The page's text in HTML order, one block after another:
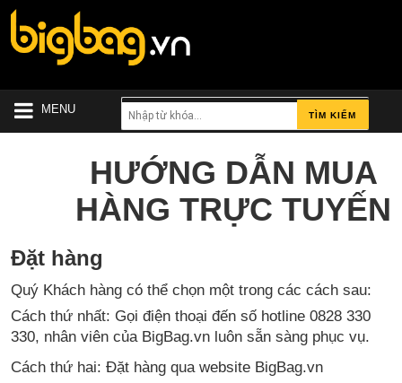
MENU TÌM KIẾM
HƯỚNG DẪN MUA
HÀNG TRỰC TUYẾN
Đặt hàng
Quý Khách hàng có thể chọn một trong các cách sau:
Cách thứ nhất: Gọi điện thoại đến số hotline 0828 330
330, nhân viên của BigBag.vn luôn sẵn sàng phục vụ.
Cách thứ hai: Đặt hàng qua website BigBag.vn